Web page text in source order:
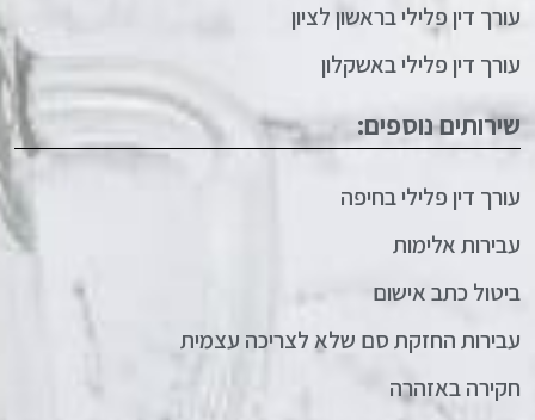
עורך דין פלילי בראשון לציון
עורך דין פלילי באשקלון
שירותים נוספים:
עורך דין פלילי בחיפה
עבירות אלימות
ביטול כתב אישום
עבירות החזקת סם שלא לצריכה עצמית
חקירה באזהרה